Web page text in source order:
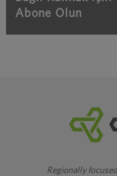
Abone Olun
Regionally